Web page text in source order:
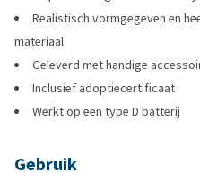
Realistisch vormgegeven en
materiaal
Geleverd met handige
Inclusief adoptiecertificaat
Werkt op een type D batterij
Gebruik